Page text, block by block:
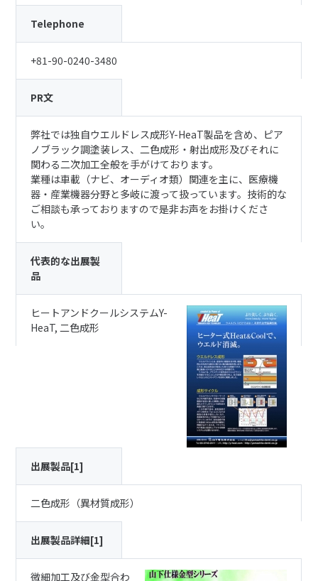
Telephone
+81-90-0240-3480
PR文
弊社では独自ウエルドレス成形Y-HeaT製品を含め、ピア
ノブラック調塗装レス、二色成形・射出成形及びそれに
関わる二次加工全般を手がけております。
業種は車載（ナビ、オーディオ類）関連を主に、医療機
器・産業機器分野と多岐に渡って扱っています。技術的な
ご相談も承っておりますので是非お声をお掛けくださ
い。
代表的な出展製
品
ヒートアンドクールシステムY-
HeaT, 二色成形
出展製品[1]
二色成形（異材質成形）
出展製品詳細[1]
微細加工及び金型合わ